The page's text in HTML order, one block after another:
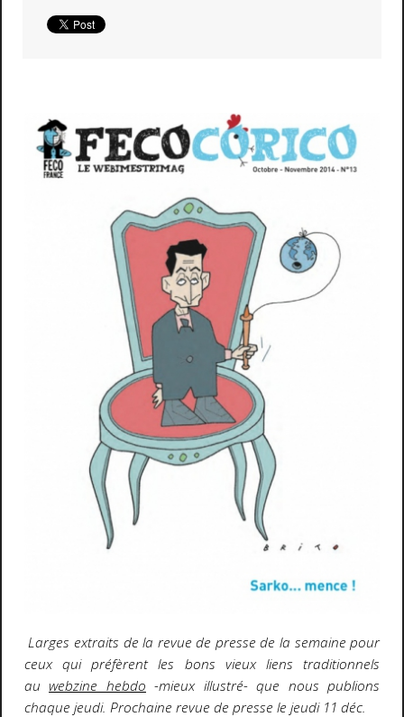
Larges extraits de la revue de presse de la semaine pour
ceux qui préfèrent les bons vieux liens traditionnels
auwebzine hebdo -mieux illustré- que nous publions
chaque jeudi. Prochaine revue de presse le jeudi 11 déc.